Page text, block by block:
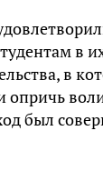
в
в
опричь
был